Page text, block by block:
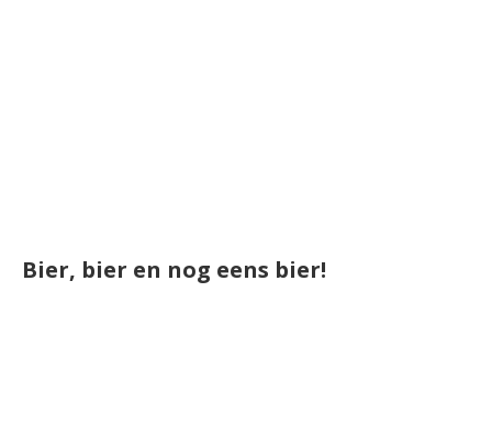
Bier, bier en nog eens bier!